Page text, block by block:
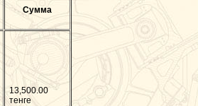
Сумма
13,500.00
тенге